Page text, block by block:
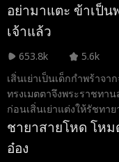
ได้ยินและเข้าใจภาษาขอ
สามารถนี้ เธอได้เข้าไปพั
แห่งตระกูลวายุ หลังจากนั้
พิเศษของตัวเองช่วยเหลือ
ปัญหาตลอดมา ไม่เพียงเท่
ละลายหัวใจของ ปิยะวิช อ
ไม่ชอบเธอเลย จนสุดท้าย
ของทั้งตระกูล
อย่ามาแตะ ข้าเป็น
เจ้าแล้ว
653.8k
5.6k
เสิ่นเย่าเป็นเด็กกำพร้าจา
ทรงเมตตาจึงพระราชทา
ก่อนเสิ่นเย่าแต่งให้รัชทา
ถูกเหยียดหยามสารพัดใน
จากตาย เสิ่นเย่าได้ย้อนเ
เลี้ยงประทานสมรสอีกครั้ง
ชายาสายโหด โห
อ๋อง